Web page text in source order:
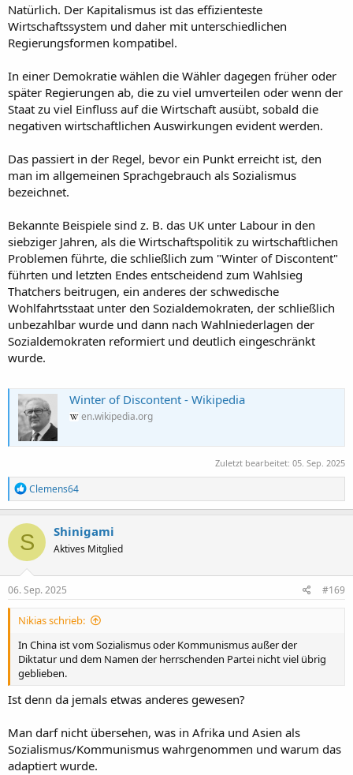
Natürlich. Der Kapitalismus ist das effizienteste
Wirtschaftssystem und daher mit unterschiedlichen
Regierungsformen kompatibel.
In einer Demokratie wählen die Wähler dagegen früher oder
später Regierungen ab, die zu viel umverteilen oder wenn der
Staat zu viel Einfluss auf die Wirtschaft ausübt, sobald die
negativen wirtschaftlichen Auswirkungen evident werden.
Das passiert in der Regel, bevor ein Punkt erreicht ist, den
man im allgemeinen Sprachgebrauch als Sozialismus
bezeichnet.
Bekannte Beispiele sind z. B. das UK unter Labour in den
siebziger Jahren, als die Wirtschaftspolitik zu wirtschaftlichen
Problemen führte, die schließlich zum "Winter of Discontent"
führten und letzten Endes entscheidend zum Wahlsieg
Thatchers beitrugen, ein anderes der schwedische
Wohlfahrtsstaat unter den Sozialdemokraten, der schließlich
unbezahlbar wurde und dann nach Wahlniederlagen der
Sozialdemokraten reformiert und deutlich eingeschränkt
wurde.
Winter of Discontent - Wikipedia
en.wikipedia.org
Zuletzt bearbeitet: 05. Sep. 2025
R
e
a
k
t
i
o
n
e
:
Clemens64
S Shinigami
Aktives Mitglied
06. Sep. 2025 #169
Nikias schrieb:
In China ist vom Sozialismus oder Kommunismus außer der
Diktatur und dem Namen der herrschenden Partei nicht viel übrig
geblieben.
Ist denn da jemals etwas anderes gewesen?
Man darf nicht übersehen, was in Afrika und Asien als
Sozialismus/Kommunismus wahrgenommen und warum das
adaptiert wurde.